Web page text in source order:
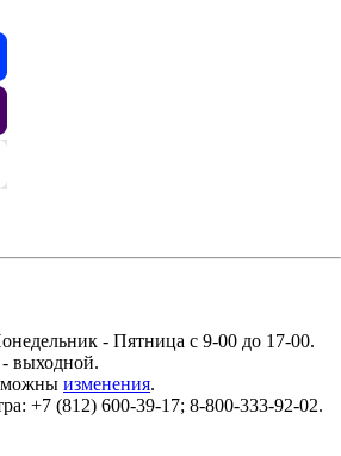
- Пятница с 9-00 до 17-00.
выходной.
изменения.
+7 (812) 600-39-17; 8-800-333-92-02.